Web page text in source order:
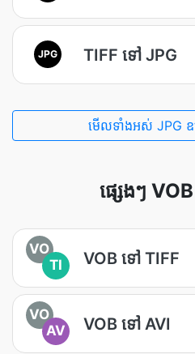
JPG TIFF ទៅ JPG
មើលទាំងអស់ JPG
ផ្សេងៗ VOB
VO
TI
VOB ទៅ TIFF
VO
AV
VOB ទៅ AVI